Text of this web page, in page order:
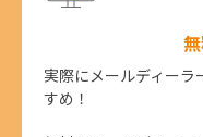
実際にメールディー
すめ！